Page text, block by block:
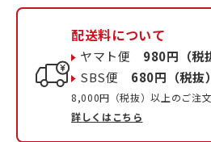
配送料について
ヤマト便 980円（税
SBS便 680円（税抜）
8,000円（税抜）以上のご注
詳しくはこちら